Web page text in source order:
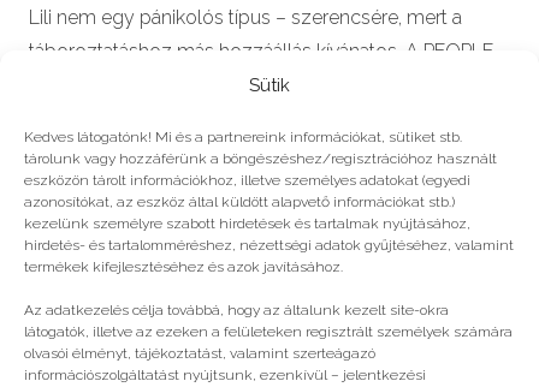
Sütik
Kedves látogatónk! Mi és a partnereink információkat, sütiket stb.
tárolunk vagy hozzáférünk a böngészéshez/regisztrációhoz használt
eszközön tárolt információkhoz, illetve személyes adatokat (egyedi
azonosítókat, az eszköz által küldött alapvető információkat stb.)
kezelünk személyre szabott hirdetések és tartalmak nyújtásához,
hirdetés- és tartalomméréshez, nézettségi adatok gyűjtéséhez, valamint
termékek kifejlesztéséhez és azok javításához.
Az adatkezelés célja továbbá, hogy az általunk kezelt site-okra
látogatók, illetve az ezeken a felületeken regisztrált személyek számára
olvasói élményt, tájékoztatást, valamint szerteágazó
információszolgáltatást nyújtsunk, ezenkívül – jelentkezési
Lili nem egy pánikolós típus – szerencsére, mert a
táboroztatáshoz más hozzáállás kívánatos. A PEOPLE
TEAM táboroztatójának tettük fel a…
2024
Még több